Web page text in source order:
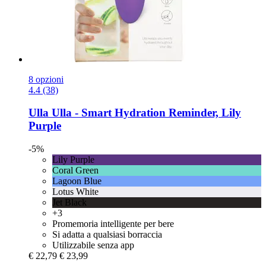
8 opzioni
4.4 (38)
Ulla Ulla -​ Smart Hydration Reminder, Lily
Purple
-5%
Lily Purple
Coral Green
Lagoon Blue
Lotus White
Jet Black
+3
Promemoria intelligente per bere
Si adatta a qualsiasi borraccia
Utilizzabile senza app
€ 22,79 € 23,99